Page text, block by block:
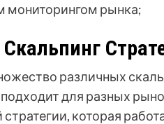
мониторингом рынка;
различных
для разных
которая